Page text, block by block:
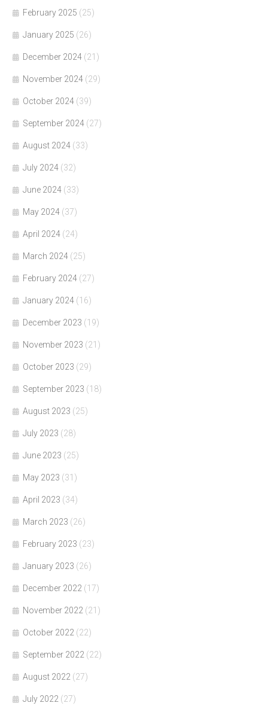
February 2025 (25)
January 2025 (26)
December 2024 (21)
November 2024 (29)
October 2024 (39)
September 2024 (27)
August 2024 (33)
July 2024 (32)
June 2024 (33)
May 2024 (37)
April 2024 (24)
March 2024 (25)
February 2024 (27)
January 2024 (16)
December 2023 (19)
November 2023 (21)
October 2023 (29)
September 2023 (18)
August 2023 (25)
July 2023 (28)
June 2023 (25)
May 2023 (31)
April 2023 (34)
March 2023 (26)
February 2023 (23)
January 2023 (26)
December 2022 (17)
November 2022 (21)
October 2022 (22)
September 2022 (22)
August 2022 (27)
July 2022 (27)